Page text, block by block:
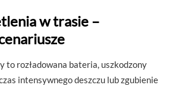
w trasie –
to rozładowana bateria, uszkodzony
intensywnego deszczu lub zgubienie